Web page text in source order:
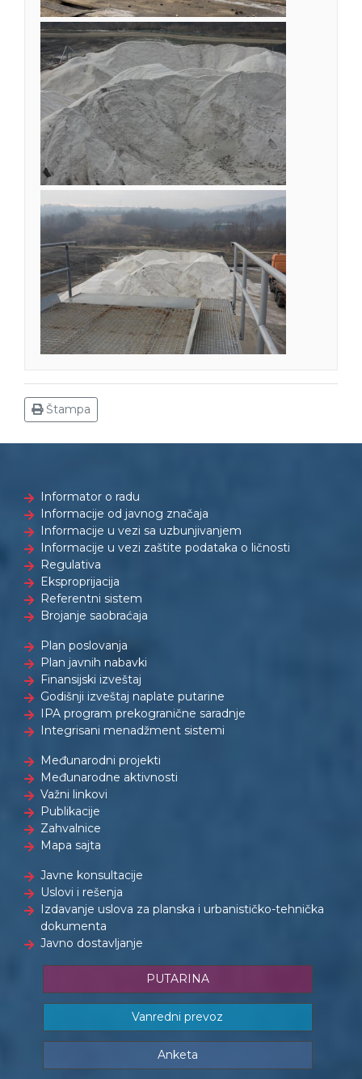
Štampa
Informator o radu
Informacije od javnog značaja
Informacije u vezi sa uzbunjivanjem
Informacije u vezi zaštite podataka o ličnosti
Regulativa
Eksproprijacija
Referentni sistem
Brojanje saobraćaja
Plan poslovanja
Plan javnih nabavki
Finansijski izveštaj
Godišnji izveštaj naplate putarine
IPA program prekogranične saradnje
Integrisani menadžment sistemi
Međunarodni projekti
Međunarodne aktivnosti
Važni linkovi
Publikacije
Zahvalnice
Mapa sajta
Javne konsultacije
Uslovi i rešenja
Izdavanje uslova za planska i urbanističko-tehnička
dokumenta
Javno dostavljanje
PUTARINA
Vanredni prevoz
Anketa